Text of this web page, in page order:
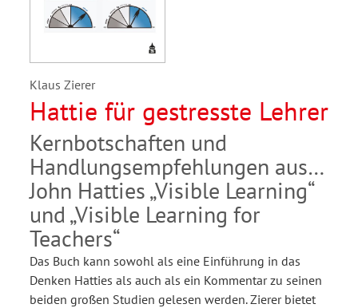
Klaus Zierer
Hattie für gestresste Lehrer
Kernbotschaften und
Handlungsempfehlungen aus
John Hatties „Visible Learning“
und „Visible Learning for
Teachers“
Das Buch kann sowohl als eine Einführung in das
Denken Hatties als auch als ein Kommentar zu seinen
beiden großen Studien gelesen werden. Zierer bietet